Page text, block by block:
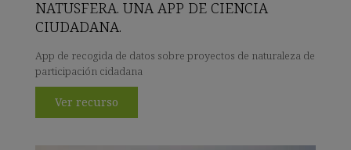
NATUSFERA. UNA APP DE CIENCIA
CIUDADANA.
App de recogida de datos sobre proyectos de naturaleza de
participación cidadana
Ver recurso